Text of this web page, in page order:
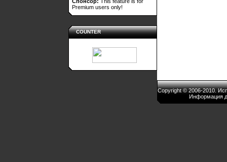
Premium users only!
COUNTER
Copyright © 2006-2010.
Информация